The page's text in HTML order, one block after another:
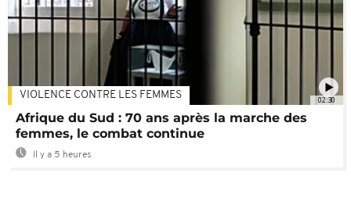
02:30
VIOLENCE CONTRE LES FEMMES
Afrique du Sud : 70 ans après la marche des
femmes, le combat continue
Il y a 5 heures